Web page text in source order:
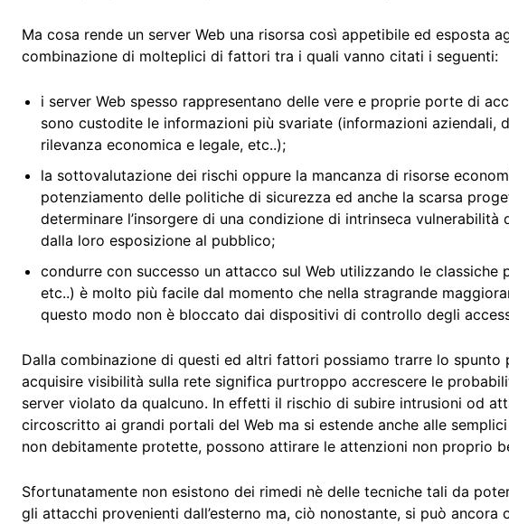
Ma cosa rende un server Web una risorsa così appetibile ed esposta
combinazione di molteplici di fattori tra i quali vanno citati i seguenti:
i server Web spesso rappresentano delle vere e proprie porte di
sono custodite le informazioni più svariate (informazioni aziendali,
rilevanza economica e legale, etc..);
la sottovalutazione dei rischi oppure la mancanza di risorse
potenziamento delle politiche di sicurezza ed anche la scarsa
determinare l’insorgere di una condizione di intrinseca vulnerabilità
dalla loro esposizione al pubblico;
condurre con successo un attacco sul Web utilizzando le
etc..) è molto più facile dal momento che nella stragrande
questo modo non è bloccato dai dispositivi di controllo degli
Dalla combinazione di questi ed altri fattori possiamo trarre lo spunto
acquisire visibilità sulla rete significa purtroppo accrescere le
server violato da qualcuno. In effetti il rischio di subire intrusioni od
circoscritto ai grandi portali del Web ma si estende anche alle
non debitamente protette, possono attirare le attenzioni non proprio
Sfortunatamente non esistono dei rimedi nè delle tecniche tali da
gli attacchi provenienti dall’esterno ma, ciò nonostante, si può